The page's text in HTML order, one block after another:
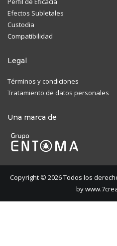
Efectos Subletales
Custodia
Compatibilidad
Legal
Términos y condiciones
Tratamiento de datos personales
Una marca de
Copyright © 2026 Todos los
by